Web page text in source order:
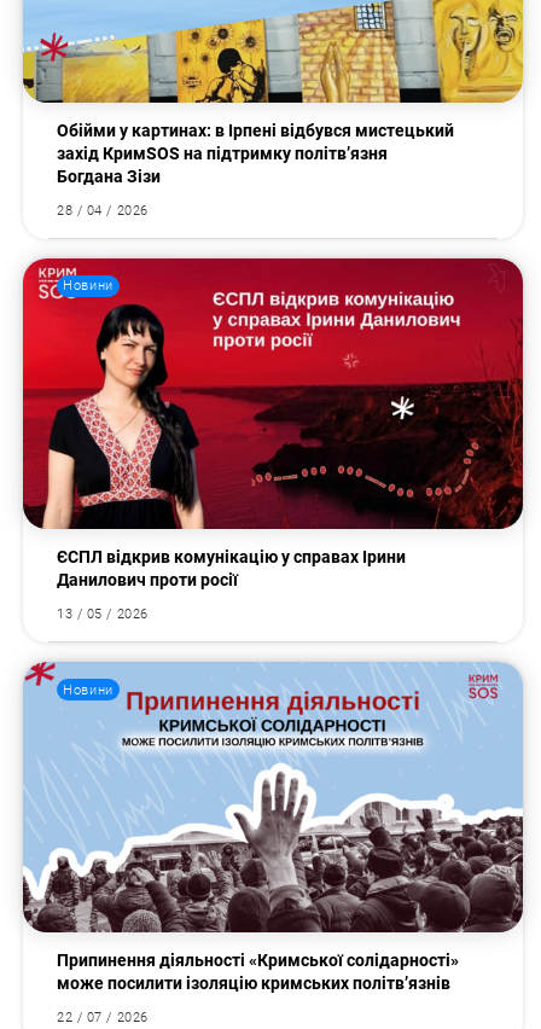
Пошук за запитом:
Обійми у картинах: в Ірпені відбувся мистецький
захід КримSOS на підтримку політв’язня
Богдана Зізи
28 / 04 / 2026
Новини
ЄСПЛ відкрив комунікацію у справах Ірини
Данилович проти росії
13 / 05 / 2026
Новини
Припинення діяльності «Кримської солідарності»
може посилити ізоляцію кримських політв’язнів
22 / 07 / 2026